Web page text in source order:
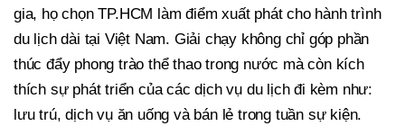
gia, họ chọn TP.HCM làm điểm xuất phát cho hành trình
du lịch dài tại Việt Nam. Giải chạy không chỉ góp phần
thúc đẩy phong trào thể thao trong nước mà còn kích
thích sự phát triển của các dịch vụ du lịch đi kèm như:
lưu trú, dịch vụ ăn uống và bán lẻ trong tuần sự kiện.